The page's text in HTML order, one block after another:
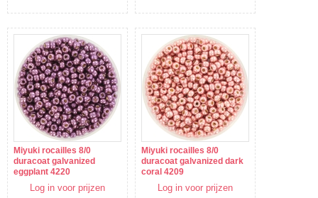
Miyuki rocailles 8/0
duracoat galvanized
eggplant 4220
Log in voor prijzen
Miyuki rocailles 8/0
duracoat galvanized dark
coral 4209
Log in voor prijzen